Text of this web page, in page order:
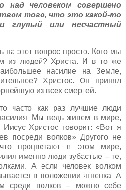
человеком совершено
того, что это какой-то
глупый или несчастный
на этот вопрос просто. Кого мы
из людей? Христа. И в то же
насилие на Земле,
Христос. Он принял
из всех смертей.
часто как раз лучшие люди
Мы ведь живем в мире,
Христос говорит: «Вот я
посреди волков» Другого не
процветают в этом мире,
именно люди зубастые – те,
А если человек волком
в положении ягненка. А
среди волков – можно себе